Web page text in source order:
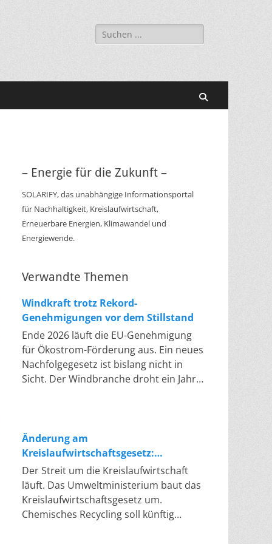
Suchen
nach:
– Energie für die Zukunft –
SOLARIFY, das unabhängige Informationsportal
für Nachhaltigkeit, Kreislaufwirtschaft,
Erneuerbare Energien, Klimawandel und
Energiewende.
Verwandte Themen
Windkraft trotz Rekord-
Genehmigungen vor dem Stillstand
Ende 2026 läuft die EU-Genehmigung
für Ökostrom-Förderung aus. Ein neues
Nachfolgegesetz ist bislang nicht in
Sicht. Der Windbranche droht ein Jahr,
Problem hat die Politik tatsächlich
gelöst, die Verfahren laufen heute
deutlich schneller. Die Halbjahresbilanz
der Branche bestätigt dieses Muster:
So viele Windräder wie nie zuvor
wurden genehmigt, doch im ersten
Halbjahr gingen netto nur rund zwei
Änderung am
Kreislaufwirtschaftsgesetz:
Chemisches Recycling soll Lücke
füllen
Der Streit um die Kreislaufwirtschaft
läuft. Das Umweltministerium baut das
Kreislaufwirtschaftsgesetz um.
Chemisches Recycling soll künftig